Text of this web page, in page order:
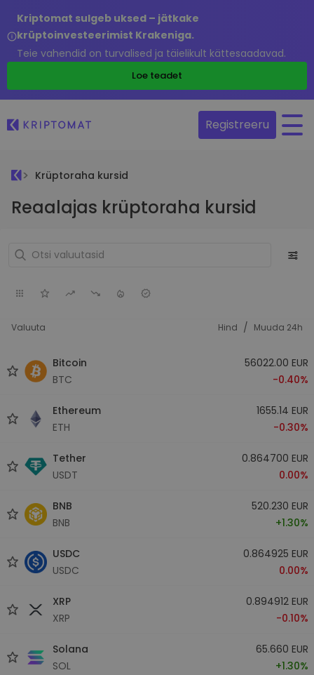
Kriptomat sulgeb uksed – jätkake
krüptoinvesteerimist Krakeniga.
Teie vahendid on turvalised ja täielikult kättesaadavad.
Loe teadet
Registreeru
Krüptoraha kursid
Reaalajas krüptoraha kursid
Valuuta Hind / Muuda 24h
Bitcoin
BTC
56022.00 EUR
-0.40%
Ethereum
ETH
1655.14 EUR
-0.30%
Tether
USDT
0.864700 EUR
0.00%
BNB
BNB
520.230 EUR
+1.30%
USDC
USDC
0.864925 EUR
0.00%
XRP
XRP
0.894912 EUR
-0.10%
Solana
SOL
65.660 EUR
+1.30%